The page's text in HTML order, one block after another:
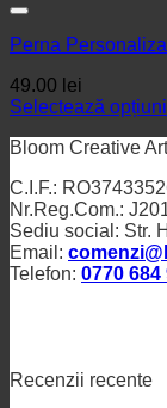
Perna
49.00 lei
Selectează opțiuni
Bloom Creative
C.I.F.:
Nr.Reg.Com.:
Sediu social: Str.
Email:
Telefon: 0770 684
Recenzii recente